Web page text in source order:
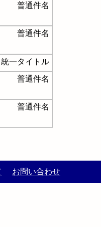
普通件名
普通件名
統一タイトル
普通件名
普通件名
お問い合わせ